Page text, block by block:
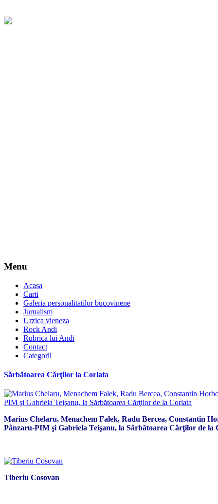
Menu
Acasa
Carti
Galeria personalitatilor bucovinene
Jurnalism
Urzica vieneza
Rock Andi
Rubrica lui Andi
Contact
Categorii
Sărbătoarea Cărţilor la Corlata
Marius Chelaru, Menachem Falek, Radu Bercea, Constantin
Pânzaru-PIM şi Gabriela Teişanu, la Sărbătoarea Cărţilor de la
Tiberiu Cosovan